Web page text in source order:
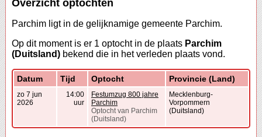
Overzicht optochten
Parchim ligt in de gelijknamige gemeente Parchim.
Op dit moment is er 1 optocht in de plaats Parchim
(Duitsland) bekend die in het verleden plaats vond.
Datum Tijd Optocht Provincie (Land)
zo 7 jun
2026
14:00
uur
Festumzug 800 jahre
Parchim
Optocht van Parchim
(Duitsland)
Mecklenburg-
Vorpommern
(Duitsland)